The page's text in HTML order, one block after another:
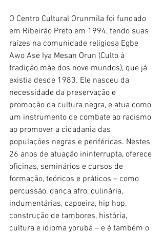
O Centro Cultural Orunmila foi fundado
em Ribeirão Preto em 1994, tendo suas
raízes na comunidade religiosa Egbe
Awo Ase Iya Mesan Orun (Culto à
tradição mãe dos nove mundos), que já
existia desde 1983. Ele nasceu da
necessidade da preservação e
promoção da cultura negra, e atua como
um instrumento de combate ao racismo
ao promover a cidadania das
populações negras e periféricas. Nestes
26 anos de atuação ininterrupta, oferece
oficinas, seminários e cursos de
formação, teóricos e práticos – como
percussão, dança afro, culinária,
indumentárias, capoeira, hip hop,
construção de tambores, história,
cultura e idioma yorubá – e é também o